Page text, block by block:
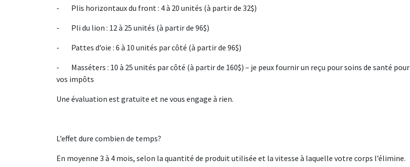
- Plis horizontaux du front : 4 à 20 unités (à partir de 32$)
- Pli du lion : 12 à 25 unités (à partir de 96$)
- Pattes d’oie : 6 à 10 unités par côté (à partir de 96$)
- Masséters : 10 à 25 unités par côté (à partir de 160$) – je peux fournir un reçu pour soins de santé pour
vos impôts
Une évaluation est gratuite et ne vous engage à rien.
L’effet dure combien de temps?
En moyenne 3 à 4 mois, selon la quantité de produit utilisée et la vitesse à laquelle votre corps l’élimine.